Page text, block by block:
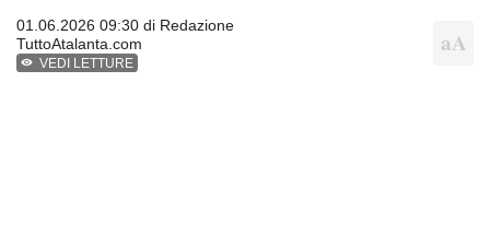
01.06.2026 09:30 di Redazione
TuttoAtalanta.com
VEDI LETTURE